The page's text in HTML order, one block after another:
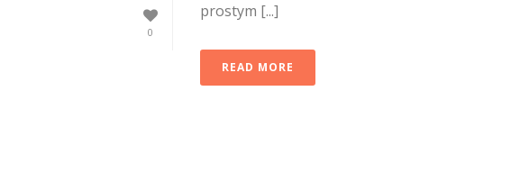
0
prostym [...]
READ MORE